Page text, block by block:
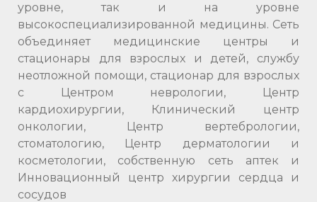
уровне, так и на уровне
высокоспециализированной медицины. Сеть
объединяет медицинские центры и
стационары для взрослых и детей, службу
неотложной помощи, стационар для взрослых
с Центром неврологии, Центр
кардиохирургии, Клинический центр
онкологии, Центр вертебрологии,
стоматологию, Центр дерматологии и
косметологии, собственную сеть аптек и
Инновационный центр хирургии сердца и
сосудов